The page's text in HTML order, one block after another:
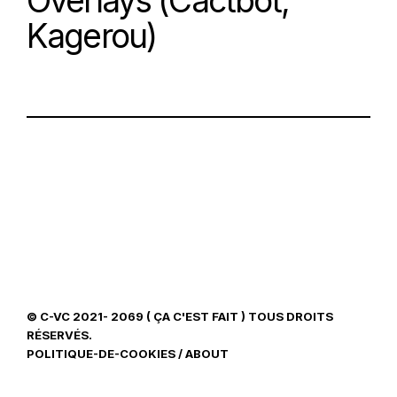
Kagerou)
© C-VC 2021- 2069 ( ÇA C'EST FAIT ) TOUS DROITS
RÉSERVÉS.
POLITIQUE-DE-COOKIES/ABOUT